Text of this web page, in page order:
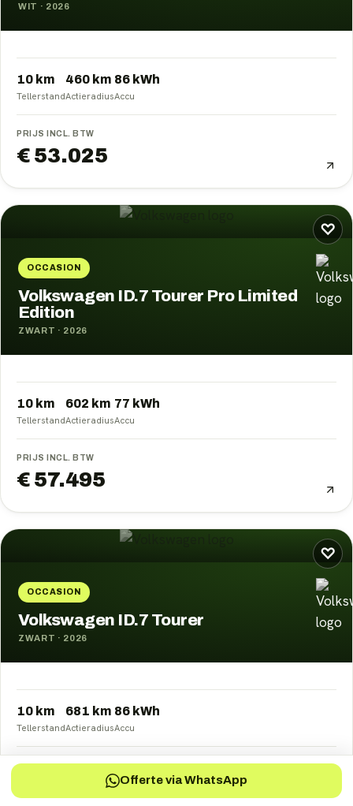
WIT · 2026
10 km
Tellerstand
460 km
Actieradius
86 kWh
Accu
PRIJS INCL. BTW
€ 53.025
♡
OCCASION
Volkswagen ID.7 Tourer Pro Limited
Edition
ZWART · 2026
10 km
Tellerstand
602 km
Actieradius
77 kWh
Accu
PRIJS INCL. BTW
€ 57.495
♡
OCCASION
Volkswagen ID.7 Tourer
ZWART · 2026
10 km
Tellerstand
681 km
Actieradius
86 kWh
Accu
PRIJS INCL. BTW
€ 62.645 Offerte via WhatsApp